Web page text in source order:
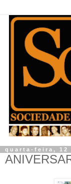
quarta-feira, 12